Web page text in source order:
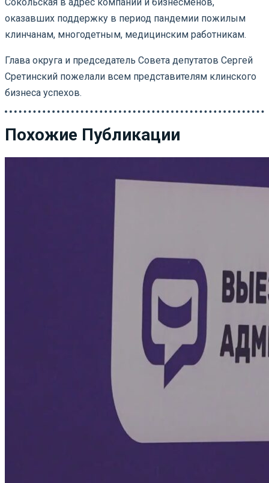
оказавших поддержку в период пандемии пожилым
клинчанам, многодетным, медицинским работникам.
Глава округа и председатель Совета депутатов Сергей
Сретинский пожелали всем представителям клинского
бизнеса успехов.
Похожие Публикации